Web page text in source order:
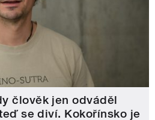
člověk jen odváděl
se diví. Kokořínsko je